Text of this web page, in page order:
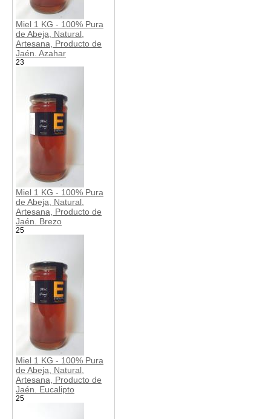
Miel 1 KG - 100% Pura
de Abeja, Natural,
Artesana, Producto de
Jaén. Azahar
23
Miel 1 KG - 100% Pura
de Abeja, Natural,
Artesana, Producto de
Jaén. Brezo
25
Miel 1 KG - 100% Pura
de Abeja, Natural,
Artesana, Producto de
Jaén. Eucalipto
25